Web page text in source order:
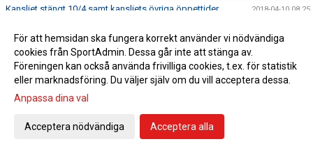
Kansliet stängt 10/4 samt kansliets övriga öppettider 2018-04-10 08:25
Uthämtning av säsongskort
Tävlingsforum söndag 15 april 2018-04-06 08:15
Träningstider
Nu finns Dreamstar häftena på kansliet
Inga Dreamstar häften 28/3
För att hemsidan ska fungera korrekt använder vi nödvändiga
cookies från SportAdmin. Dessa går inte att stänga av.
Föreningen kan också använda frivilliga cookies, t.ex. för statistik
eller marknadsföring. Du väljer själv om du vill acceptera dessa.
Anpassa dina val
Acceptera nödvändiga Acceptera alla